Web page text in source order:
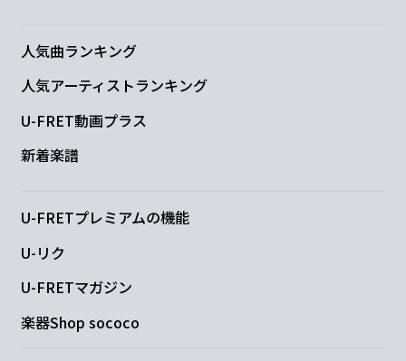
人気曲ランキング
人気アーティストランキング
U-FRET動画プラス
新着楽譜
U-FRETプレミアムの機能
U-リク
U-FRETマガジン
楽器Shop sococo